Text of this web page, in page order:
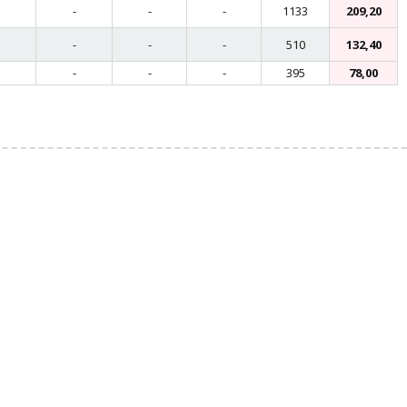
- - - 1133 209,20
- - - 510
132,40
- - - 395 78,00